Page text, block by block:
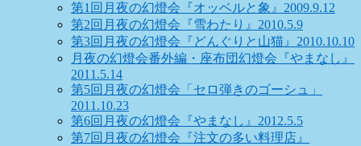
第1回月夜の幻燈会『オッベルと象』2009.9.12
第2回月夜の幻燈会『雪わたり』2010.5.9
第3回月夜の幻燈会『どんぐりと山猫』2010.10.10
月夜の幻燈会番外編・座布団幻燈会『やまなし』
2011.5.14
第5回月夜の幻燈会「セロ弾きのゴーシュ」
2011.10.23
第6回月夜の幻燈会『やまなし』2012.5.5
第7回月夜の幻燈会『注文の多い料理店』